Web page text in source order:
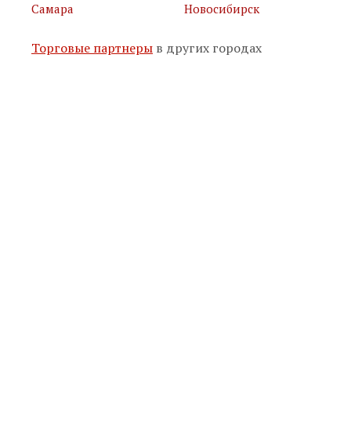
Подписаться
Самара
Новосибирск
Торговые партнеры в других городах